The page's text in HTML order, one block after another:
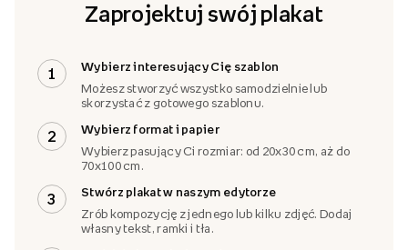
Zaprojektuj swój plakat
1
Wybierz interesujący Cię szablon
Możesz stworzyć wszystko samodzielnie lub
skorzystać z gotowego szablonu.
2
Wybierz format i papier
Wybierz pasujący Ci rozmiar: od 20x30 cm, aż do
70x100 cm.
3
Stwórz plakat w naszym edytorze
Zrób kompozycję z jednego lub kilku zdjęć. Dodaj
własny tekst, ramki i tła.